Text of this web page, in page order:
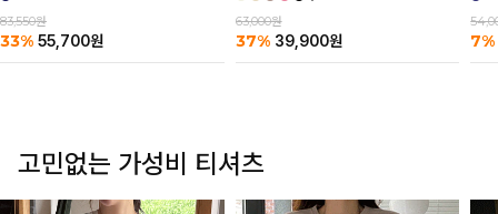
83,550원
33% 55,700원
63,000원
37% 39,900원 7%
고민없는 가성비 티셔츠